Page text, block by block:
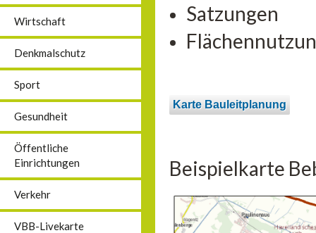
Wirtschaft
Denkmalschutz
Sport
Gesundheit
Öffentliche
Einrichtungen
Verkehr
VBB-Livekarte
Satzungen
Karte Bauleitplanung
Beispielkarte